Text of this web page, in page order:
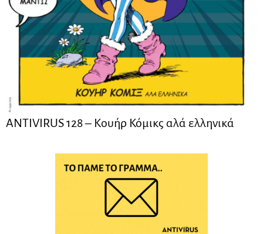
ANTIVIRUS 128 – Kουήρ Κόμικς αλά ελληνικά